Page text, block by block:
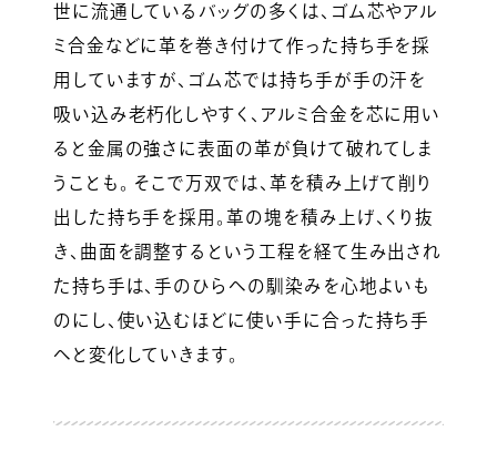
世に流通しているバッグの多くは、ゴム芯やアル
ミ合金などに革を巻き付けて作った持ち手を採
用していますが、ゴム芯では持ち手が手の汗を
吸い込み老朽化しやすく、アルミ合金を芯に用い
ると金属の強さに表面の革が負けて破れてしま
うことも。 そこで万双では、革を積み上げて削り
出した持ち手を採用。革の塊を積み上げ、くり抜
き、曲面を調整するという工程を経て生み出され
た持ち手は、手のひらへの馴染みを心地よいも
のにし、使い込むほどに使い手に合った持ち手
へと変化していきます。